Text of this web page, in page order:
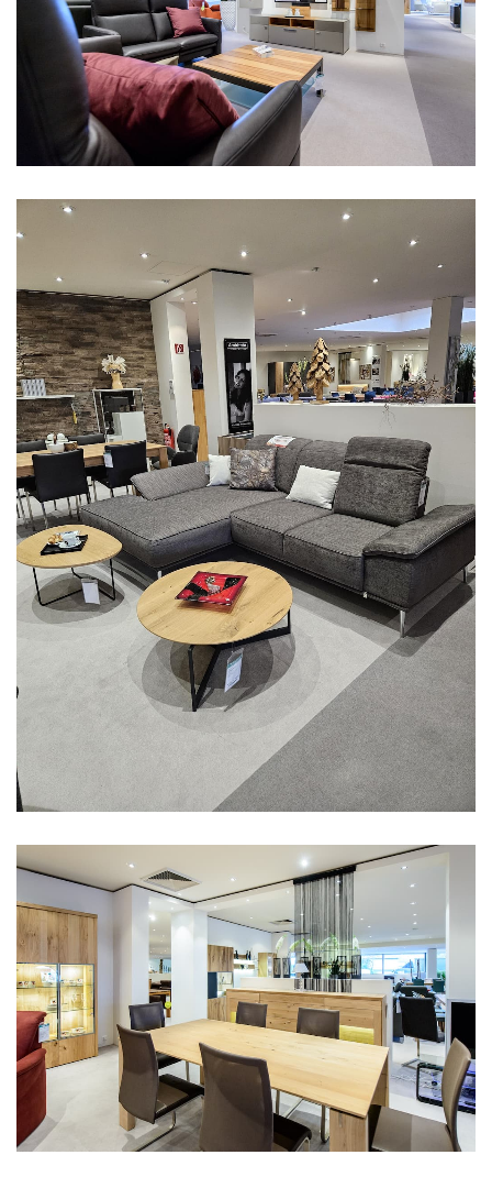
Aus unserer Ausstellung
Aus unserer Ausstellung